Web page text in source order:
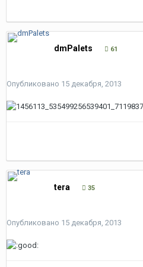
dmPalets 61
Опубликовано 15 декабря, 2013
tera 35
Опубликовано 15 декабря, 2013